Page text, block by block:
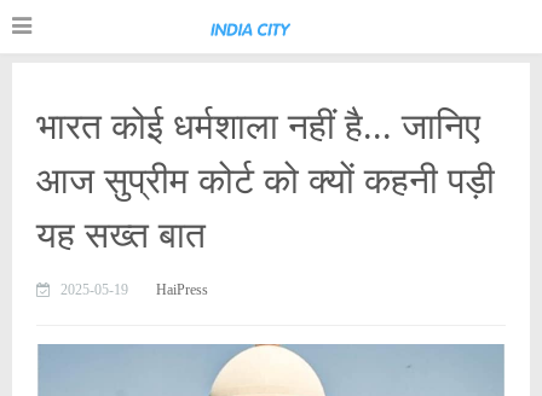
भारत कोई धर्मशाला नहीं है... जानिए
आज सुप्रीम कोर्ट को क्यों कहनी पड़ी
यह सख्त बात
2025-05-19 HaiPress